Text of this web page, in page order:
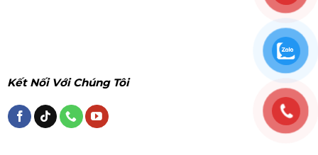
Kết Nối Với Chúng Tôi